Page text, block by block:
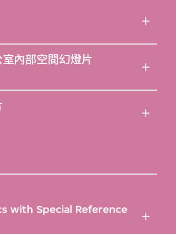
內部空間幻燈片
with Special Reference